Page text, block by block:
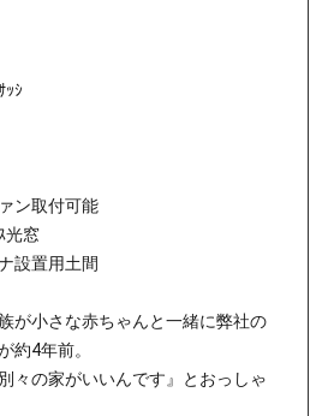
ｯｼ
ン取付可能
光窓
設置用土間
が小さな赤ちゃんと一緒に弊社の
約4年前。
々の家がいいんです』とおっしゃ